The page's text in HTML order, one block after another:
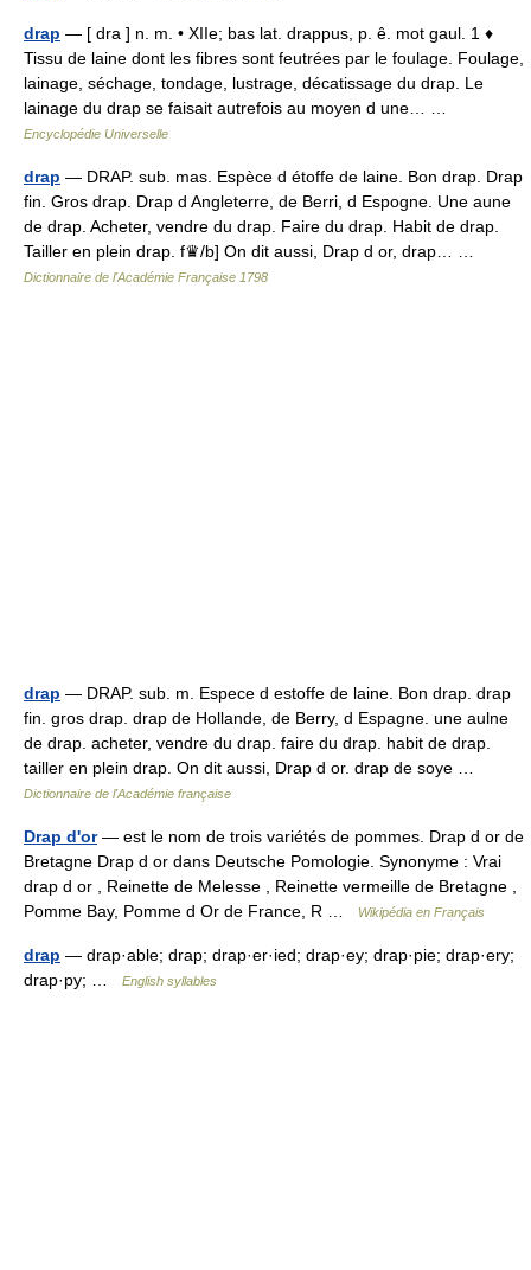
drap — [ dra ] n. m. • XIIe; bas lat. drappus, p. ê. mot gaul. 1 ♦
Tissu de laine dont les fibres sont feutrées par le foulage. Foulage,
lainage, séchage, tondage, lustrage, décatissage du drap. Le
lainage du drap se faisait autrefois au moyen d une… …
Encyclopédie Universelle
drap — DRAP. sub. mas. Espèce d étoffe de laine. Bon drap. Drap
fin. Gros drap. Drap d Angleterre, de Berri, d Espogne. Une aune
de drap. Acheter, vendre du drap. Faire du drap. Habit de drap.
Tailler en plein drap. f♛/b] On dit aussi, Drap d or, drap… …
Dictionnaire de l'Académie Française 1798
drap — DRAP. sub. m. Espece d estoffe de laine. Bon drap. drap
fin. gros drap. drap de Hollande, de Berry, d Espagne. une aulne
de drap. acheter, vendre du drap. faire du drap. habit de drap.
tailler en plein drap. On dit aussi, Drap d or. drap de soye …
Dictionnaire de l'Académie française
Drap d'or— est le nom de trois variétés de pommes. Drap d or de
Bretagne Drap d or dans Deutsche Pomologie. Synonyme : Vrai
drap d or , Reinette de Melesse , Reinette vermeille de Bretagne ,
Pomme Bay, Pomme d Or de France, R …
Wikipédia en Français
drap — drap·able; drap; drap·er·ied; drap·ey; drap·pie; drap·ery;
drap·py; …
English syllables